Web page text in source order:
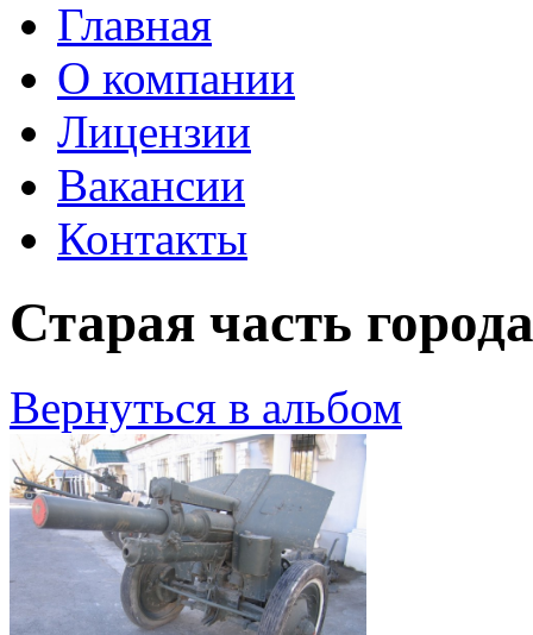
Главная
О компании
Лицензии
Вакансии
Контакты
Старая часть
Вернуться в альбом